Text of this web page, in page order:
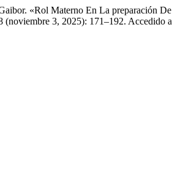
«Rol Materno En La preparación
(noviembre 3, 2025): 171–192. Accedido